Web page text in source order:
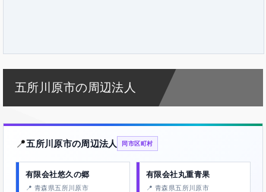
五所川原市の周辺法人
📍五所川原市の周辺法人 同市区町村
有限会社悠久の郷
📍 青森県五所川原市
有限会社丸重青果
📍 青森県五所川原市